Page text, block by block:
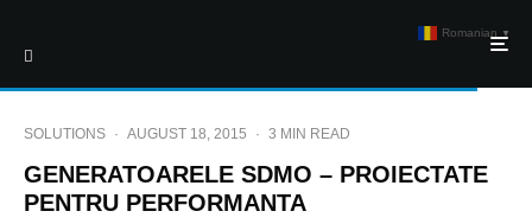
SOLUTIONS · AUGUST 18, 2015 · 3 MIN READ
GENERATOARELE SDMO – PROIECTATE
PENTRU PERFORMANTA
Romanian ▼